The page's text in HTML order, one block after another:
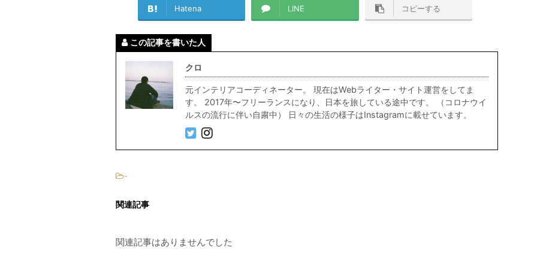
Hatena LINE コピーする
この記事を書いた人
クロ
元インテリアコーディネーター。 現在はWebライター・サイト運営をしてま
す。 2017年〜フリーランスになり、日本を旅している途中です。 （コロナウイ
ルスの流行に伴い自粛中） 日々の生活の様子はInstagramに載せています。
-
関連記事
関連記事はありませんでした